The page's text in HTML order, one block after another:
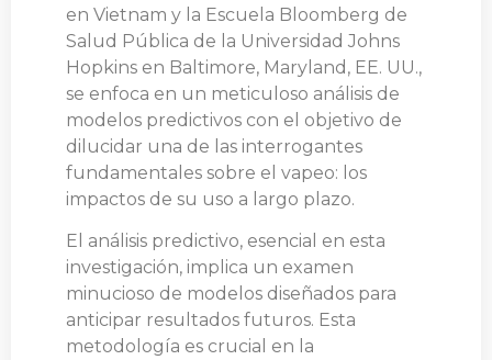
en Vietnam y la Escuela Bloomberg de
Salud Pública de la Universidad Johns
Hopkins en Baltimore, Maryland, EE. UU.,
se enfoca en un meticuloso análisis de
modelos predictivos con el objetivo de
dilucidar una de las interrogantes
fundamentales sobre el vapeo: los
impactos de su uso a largo plazo.
El análisis predictivo, esencial en esta
investigación, implica un examen
minucioso de modelos diseñados para
anticipar resultados futuros. Esta
metodología es crucial en la